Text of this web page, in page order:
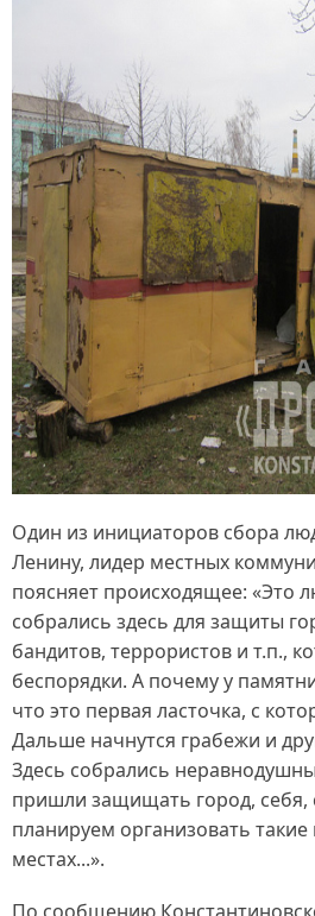
Один из инициаторов сбора
Ленину, лидер местных
поясняет происходящее: «Это
собрались здесь для защиты
бандитов, террористов и т.п.,
беспорядки. А почему у
что это первая ласточка, с
Дальше начнутся грабежи и
Здесь собрались
пришли защищать город, себя,
планируем организовать такие
местах...».